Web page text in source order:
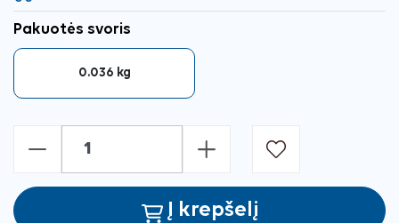
Pakuotės svoris
0.036 kg
- +
Į krepšelį